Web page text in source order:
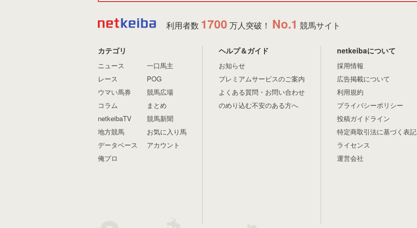
利用者数 1700 万人突破！ No.1 競馬サイト
カテゴリ
ニュース
レース
ウマい馬券
コラム
netkeibaTV
地方競馬
データベース
俺プロ
一口馬主
POG
競馬広場
まとめ
競馬新聞
お気に入り馬
アカウント
ヘルプ＆ガイド
お知らせ
プレミアムサービスのご案内
よくある質問・お問い合わせ
のめり込む不安のある方へ
netkeibaについて
採用情報
広告掲載について
利用規約
プライバシーポリシー
投稿ガイドライン
特定商取引法に基づく表記
ライセンス
運営会社